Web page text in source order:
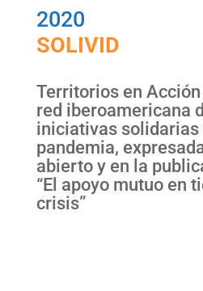
2020
SOLIVID
Territorios en
red iberoamericana
iniciativas solidarias
pandemia,
abierto y en la
“El apoyo mutuo en
crisis”